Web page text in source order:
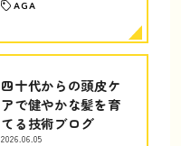
AGA
四十代からの頭皮ケ
アで健やかな髪を育
てる技術ブログ
2026.06.05